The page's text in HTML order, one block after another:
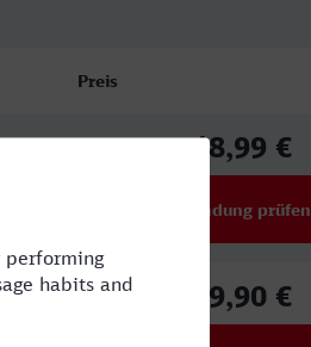
Preis
48,99 €
Verbindung prüfen
59,90 €